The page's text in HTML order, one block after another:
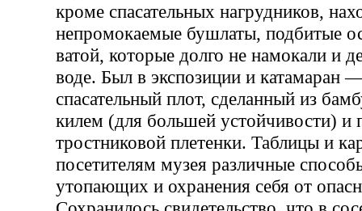
кроме спасательных нагрудников,
непромокаемые бушлаты, подбитые
ватой, которые долго не намокали и
воде. Был в экспозиции и катамаран
спасательный плот, сделанный из
килем (для большей устойчивости) и
тростниковой плетенки. Таблицы и
посетителям музея различные
утопающих и охранения себя от